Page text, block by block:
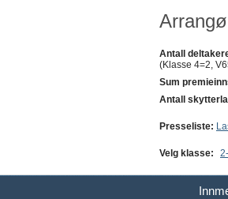
Antall
(Klasse 4=2,
Sum
Antall
Presseliste:
Velg klasse: